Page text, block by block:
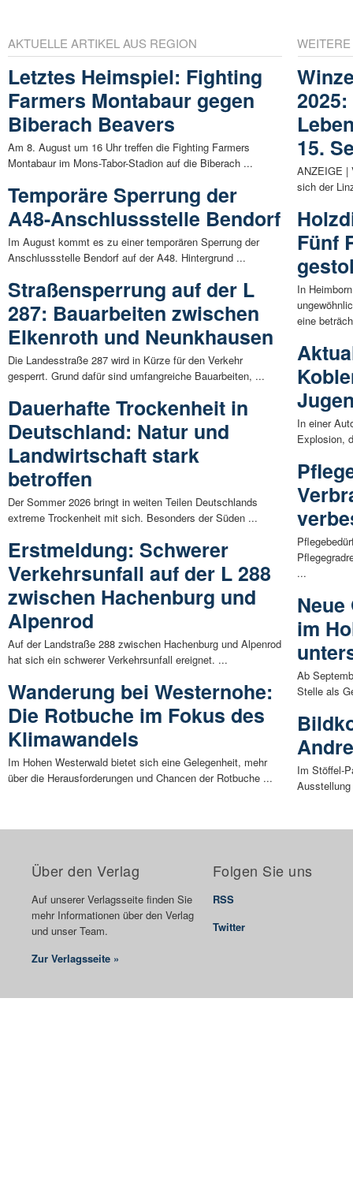
AKTUELLE ARTIKEL AUS REGION
Letztes Heimspiel: Fighting
Farmers Montabaur gegen
Biberach Beavers
Am 8. August um 16 Uhr treffen die Fighting Farmers
Montabaur im Mons-Tabor-Stadion auf die Biberach ...
Temporäre Sperrung der
A48-Anschlussstelle Bendorf
Im August kommt es zu einer temporären Sperrung der
Anschlussstelle Bendorf auf der A48. Hintergrund ...
Straßensperrung auf der L
287: Bauarbeiten zwischen
Elkenroth und Neunkhausen
Die Landesstraße 287 wird in Kürze für den Verkehr
gesperrt. Grund dafür sind umfangreiche Bauarbeiten, ...
Dauerhafte Trockenheit in
Deutschland: Natur und
Landwirtschaft stark
betroffen
Der Sommer 2026 bringt in weiten Teilen Deutschlands
extreme Trockenheit mit sich. Besonders der Süden ...
Erstmeldung: Schwerer
Verkehrsunfall auf der L 288
zwischen Hachenburg und
Alpenrod
Auf der Landstraße 288 zwischen Hachenburg und Alpenrod
hat sich ein schwerer Verkehrsunfall ereignet. ...
Wanderung bei Westernohe:
Die Rotbuche im Fokus des
Klimawandels
Im Hohen Westerwald bietet sich eine Gelegenheit, mehr
über die Herausforderungen und Chancen der Rotbuche ...
15.
ANZEIGE |
sich der
Fünf
In
eine
In einer
Explosion,
...
im
Ab
Stelle als
Im Stöffel-
Über den Verlag
Auf unserer Verlagsseite finden Sie
mehr Informationen über den Verlag
und unser Team.
Zur Verlagsseite »
Folgen Sie uns
RSS
Twitter